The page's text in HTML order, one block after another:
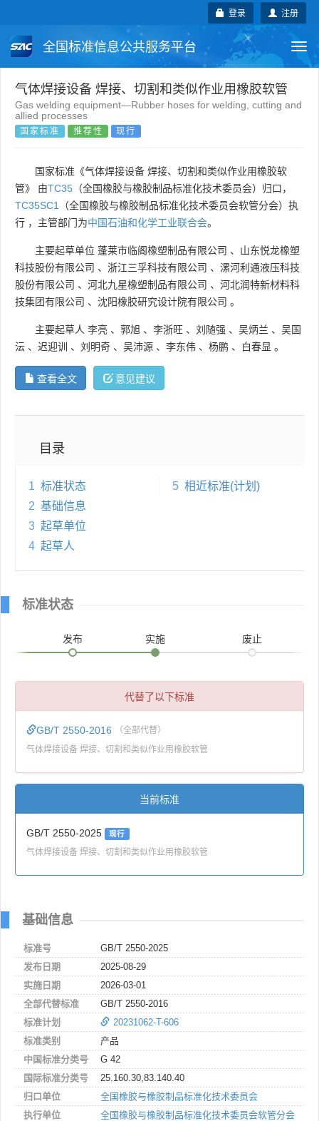
注册
登录
全国标准信息公共服务平台
国家标准 行业标准 地方标准
团体标准
气体焊接设备 焊接、切割和类似作业用橡胶软管
Gas welding equipment—Rubber hoses for welding, cutting and
allied processes
国家标准 推荐性 现行
国家标准《气体焊接设备 焊接、切割和类似作业用橡胶软
管》 由TC35 （全国橡胶与橡胶制品标准化技术委员会）归口，
TC35SC1
（全国橡胶与橡胶制品标准化技术委员会软管分会）执
行 ，主管部门为中国石油和化学工业联合会。
主要起草单位 蓬莱市临阁橡塑制品有限公司 、 山东悦龙橡塑
科技股份有限公司 、 浙江三孚科技有限公司 、 漯河利通液压科技
股份有限公司 、 河北九星橡塑制品有限公司 、 河北润特新材料科
技集团有限公司 、 沈阳橡胶研究设计院有限公司 。
主要起草人 李亮 、 郭旭 、 李浙旺 、 刘随强 、 吴炳兰 、 吴国
沄 、 迟迎训 、 刘明奇 、 吴沛源 、 李东伟 、 杨鹏 、 白春显 。
查看全文 意见建议
目录
1 标准状态
2 基础信息
3 起草单位
4 起草人
5 相近标准(计划)
标准状态
发布 实施 废止
代替了以下标准
GB/T 2550-2016 （全部代替）
气体焊接设备 焊接、切割和类似作业用橡胶软管
当前标准
GB/T 2550-2025 现行
气体焊接设备 焊接、切割和类似作业用橡胶软管
基础信息
标准号
GB/T 2550-2025
发布日期
2025-08-29
实施日期
2026-03-01
全部代替标准
GB/T 2550-2016
标准计划
20231062-T-606
标准类别
产品
中国标准分类号
G 42
国际标准分类号
25.160.30,83.140.40
归口单位
全国橡胶与橡胶制品标准化技术委员会
执行单位
全国橡胶与橡胶制品标准化技术委员会软管分会